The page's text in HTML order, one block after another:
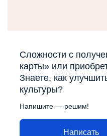
Сложности с
карты» или
Знаете, как
культуры?
Напишите — решим!
Написать